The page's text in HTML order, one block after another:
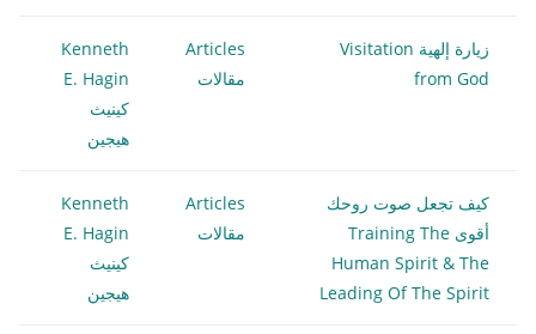
زيارة إلهية Visitation
from God
Articles
مقالات
Kenneth
E. Hagin
كينيث
هيجين
كيف تجعل صوت روحك
أقوى Training The
Human Spirit & The
Leading Of The Spirit
Articles
مقالات
Kenneth
E. Hagin
كينيث
هيجين